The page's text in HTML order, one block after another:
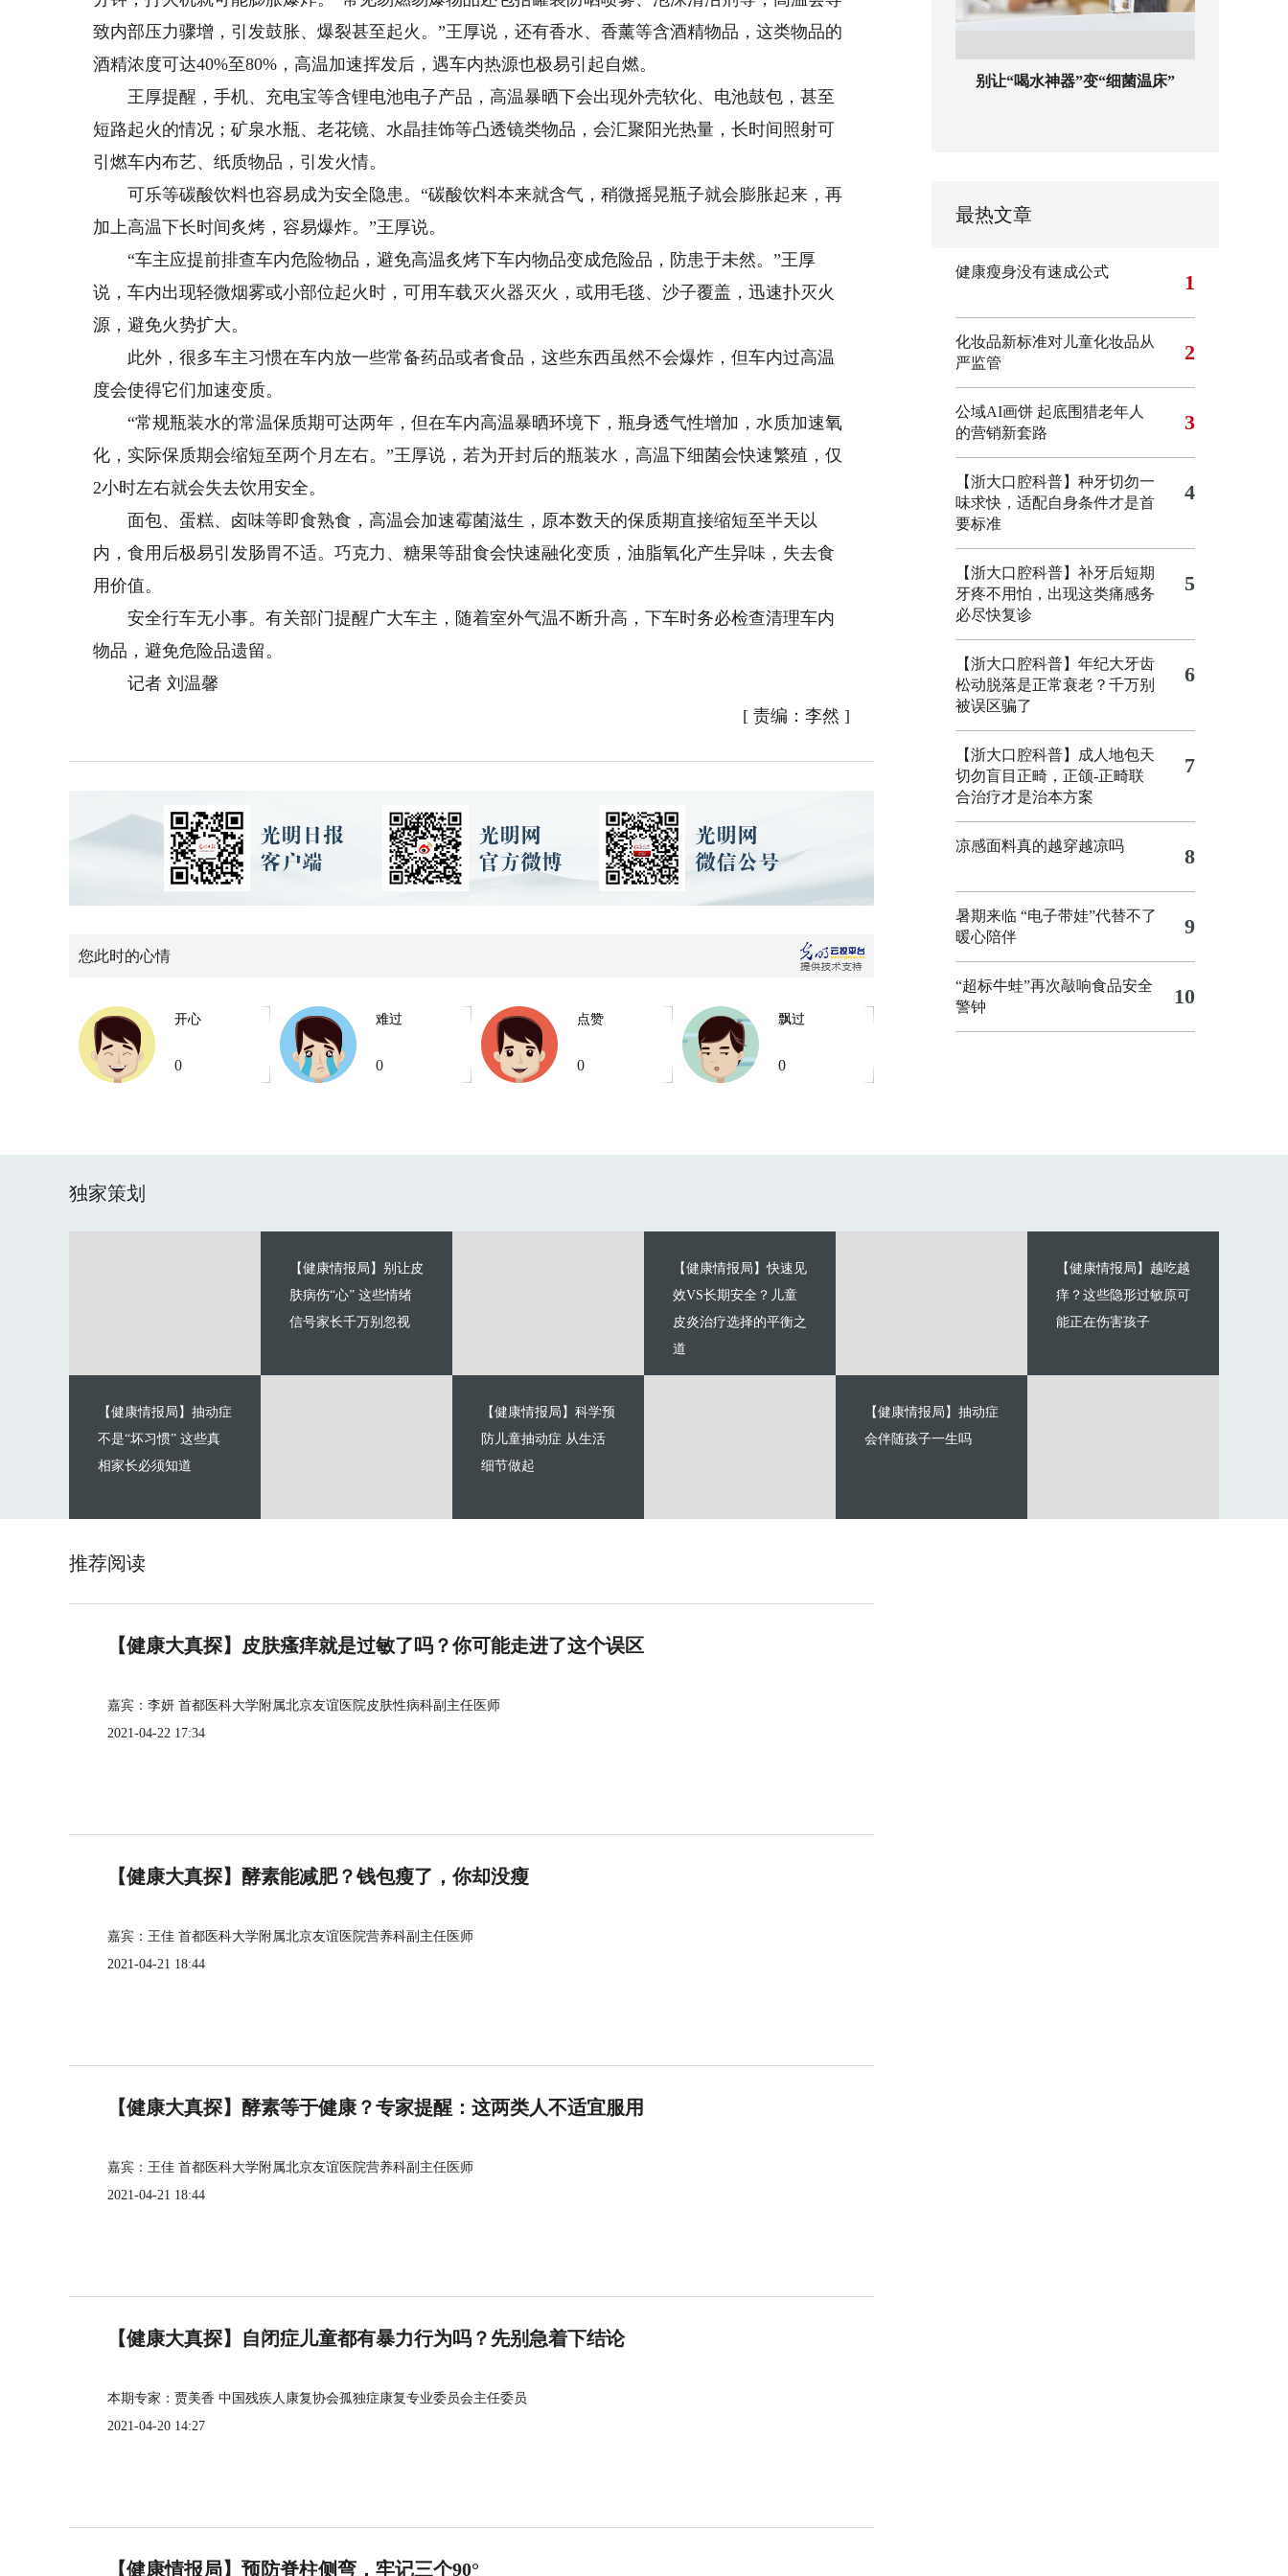
致内部压力骤增，引发鼓胀、爆裂甚至起火。”王厚说，还有香水、香薰等含酒精物品，这类物品的
酒精浓度可达40%至80%，高温加速挥发后，遇车内热源也极易引起自燃。
王厚提醒，手机、充电宝等含锂电池电子产品，高温暴晒下会出现外壳软化、电池鼓包，甚至
短路起火的情况；矿泉水瓶、老花镜、水晶挂饰等凸透镜类物品，会汇聚阳光热量，长时间照射可
引燃车内布艺、纸质物品，引发火情。
可乐等碳酸饮料也容易成为安全隐患。“碳酸饮料本来就含气，稍微摇晃瓶子就会膨胀起来，再
加上高温下长时间炙烤，容易爆炸。”王厚说。
“车主应提前排查车内危险物品，避免高温炙烤下车内物品变成危险品，防患于未然。”王厚
说，车内出现轻微烟雾或小部位起火时，可用车载灭火器灭火，或用毛毯、沙子覆盖，迅速扑灭火
源，避免火势扩大。
此外，很多车主习惯在车内放一些常备药品或者食品，这些东西虽然不会爆炸，但车内过高温
度会使得它们加速变质。
“常规瓶装水的常温保质期可达两年，但在车内高温暴晒环境下，瓶身透气性增加，水质加速氧
化，实际保质期会缩短至两个月左右。”王厚说，若为开封后的瓶装水，高温下细菌会快速繁殖，仅
2小时左右就会失去饮用安全。
面包、蛋糕、卤味等即食熟食，高温会加速霉菌滋生，原本数天的保质期直接缩短至半天以
内，食用后极易引发肠胃不适。巧克力、糖果等甜食会快速融化变质，油脂氧化产生异味，失去食
用价值。
安全行车无小事。有关部门提醒广大车主，随着室外气温不断升高，下车时务必检查清理车内
物品，避免危险品遗留。
记者 刘温馨
[ 责编：李然 ]
您此时的心情
开心
0
难过
0
点赞
0
飘过
0
别让“喝水神器”变“细菌温床”
最热文章
健康瘦身没有速成公式 1
化妆品新标准对儿童化妆品从
严监管
2
公域AI画饼 起底围猎老年人
的营销新套路
3
【浙大口腔科普】种牙切勿一
味求快，适配自身条件才是首
要标准
4
【浙大口腔科普】补牙后短期
牙疼不用怕，出现这类痛感务
必尽快复诊
5
【浙大口腔科普】年纪大牙齿
松动脱落是正常衰老？千万别
被误区骗了
6
【浙大口腔科普】成人地包天
切勿盲目正畸，正颌‑正畸联
合治疗才是治本方案
7
凉感面料真的越穿越凉吗 8
暑期来临 “电子带娃”代替不了
暖心陪伴
9
“超标牛蛙”再次敲响食品安全
警钟
10
独家策划
【健康情报局】别让皮
肤病伤“心” 这些情绪
信号家长千万别忽视
【健康情报局】抽动症
不是“坏习惯” 这些真
相家长必须知道
【健康情报局】快速见
效VS长期安全？儿童
皮炎治疗选择的平衡之
道
【健康情报局】科学预
防儿童抽动症 从生活
细节做起
【健康情报局】越吃越
痒？这些隐形过敏原可
能正在伤害孩子
【健康情报局】抽动症
会伴随孩子一生吗
推荐阅读
【健康大真探】皮肤瘙痒就是过敏了吗？你可能走进了这个误区
嘉宾：李妍 首都医科大学附属北京友谊医院皮肤性病科副主任医师
2021-04-22 17:34
【健康大真探】酵素能减肥？钱包瘦了，你却没瘦
嘉宾：王佳 首都医科大学附属北京友谊医院营养科副主任医师
2021-04-21 18:44
【健康大真探】酵素等于健康？专家提醒：这两类人不适宜服用
嘉宾：王佳 首都医科大学附属北京友谊医院营养科副主任医师
2021-04-21 18:44
【健康大真探】自闭症儿童都有暴力行为吗？先别急着下结论
本期专家：贾美香 中国残疾人康复协会孤独症康复专业委员会主任委员
2021-04-20 14:27
【健康情报局】预防脊柱侧弯，牢记三个90°